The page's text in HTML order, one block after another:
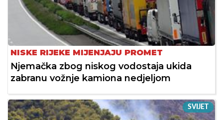
NISKE RIJEKE MIJENJAJU PROMET
Njemačka zbog niskog vodostaja ukida
zabranu vožnje kamiona nedjeljom
SVIJET